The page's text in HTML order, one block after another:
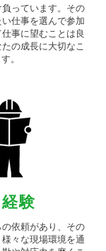
っています。その
仕事を選んで参加
事に望むことは良
の成長に大切なこ
。
験
依頼があり、その
々な現場環境を通